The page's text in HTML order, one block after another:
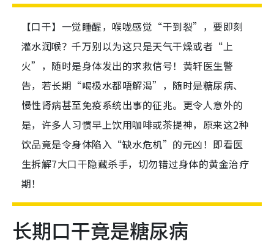
【口干】一觉睡醒，喉咙感觉“干到裂”，要即刻
灌水润喉？千万别以为这只是天气干燥或者“上
火”，随时是身体发出的求救信号！黄轩医生警
告，若长期“喝极水都唔解渴”，随时是糖尿病、
慢性肾病甚至免疫系统出事的征兆。更令人意外的
是，许多人习惯早上饮用咖啡或茶提神，原来这2种
饮品竟是令身体陷入“缺水危机”的元凶！即看医
生拆解7大口干隐藏杀手，切勿错过身体的黄金治疗
期！
长期口干竟是糖尿病